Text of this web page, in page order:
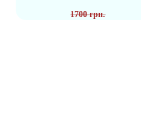
1700 грн.